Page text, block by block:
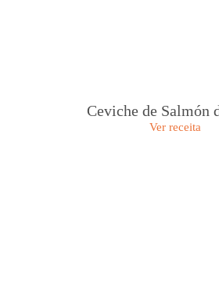
Ceviche de Salmón
Ver receita